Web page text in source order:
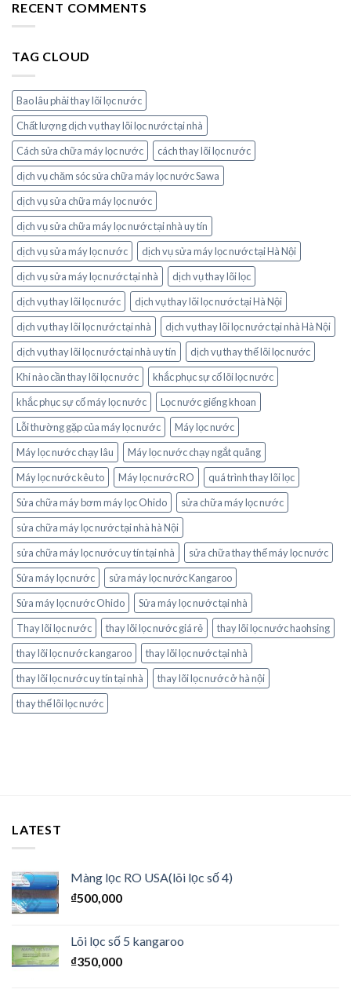
RECENT COMMENTS
TAG CLOUD
Bao lâu phải thay lõi lọc nước
Chất lượng dịch vụ thay lõi lọc nước tại nhà
Cách sửa chữa máy lọc nước
cách thay lõi lọc nước
dịch vụ chăm sóc sửa chữa máy lọc nước Sawa
dịch vụ sửa chữa máy lọc nước
dịch vụ sửa chữa máy lọc nước tại nhà uy tín
dịch vụ sửa máy lọc nước
dịch vụ sửa máy lọc nước tại Hà Nội
dịch vụ sửa máy lọc nước tại nhà
dịch vụ thay lõi lọc
dịch vụ thay lõi lọc nước
dịch vụ thay lõi lọc nước tại Hà Nội
dịch vụ thay lõi lọc nước tại nhà
dịch vụ thay lõi lọc nước tại nhà Hà Nội
dịch vụ thay lõi lọc nước tại nhà uy tín
dịch vụ thay thế lõi lọc nước
Khi nào cần thay lõi lọc nước
khắc phục sự cố lõi lọc nước
khắc phục sự cố máy lọc nước
Lọc nước giếng khoan
Lỗi thường gặp của máy lọc nước
Máy lọc nước
Máy lọc nước chạy lâu
Máy lọc nước chạy ngắt quãng
Máy lọc nước kêu to
Máy lọc nước RO
quá trình thay lõi lọc
Sửa chữa máy bơm máy lọc Ohido
sửa chữa máy lọc nước
sửa chữa máy lọc nước tại nhà hà Nội
sửa chữa máy lọc nước uy tín tại nhà
sửa chữa thay thế máy lọc nước
Sửa máy lọc nước
sửa máy lọc nước Kangaroo
Sửa máy lọc nước Ohido
Sửa máy lọc nước tại nhà
Thay lõi lọc nước
thay lõi lọc nước giá rẻ
thay lõi lọc nước haohsing
thay lõi lọc nước kangaroo
thay lõi lọc nước tại nhà
thay lõi lọc nước uy tín tại nhà
thay lõi lọc nước ở hà nội
thay thế lõi lọc nước
LATEST
Màng lọc RO USA(lõi lọc số 4)
₫500,000
Lõi lọc số 5 kangaroo
₫350,000